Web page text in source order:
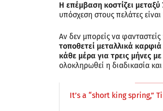
Η επέμβαση κοστίζει
υπόσχεση στους πελάτες
Αν δεν μπορείς να φανταστείς
τοποθετεί μεταλλικά
κάθε μέρα για τρεις μήνες
ολοκληρωθεί η διαδικασία
It’s a “short king